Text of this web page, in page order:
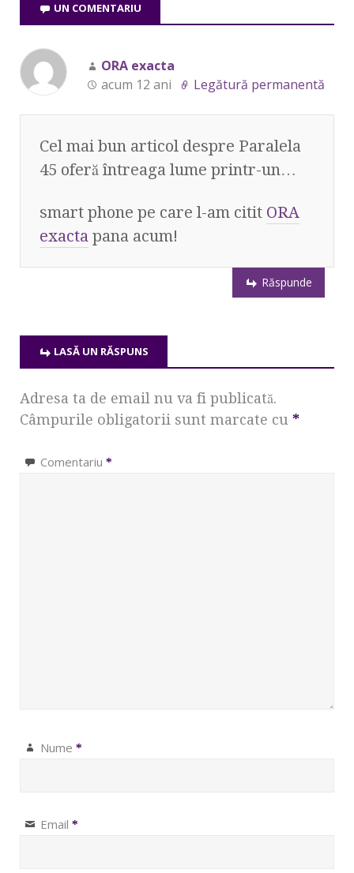
UN COMENTARIU
ORA exacta
acum 12 ani
Legătură permanentă
Cel mai bun articol despre Paralela
45 oferă întreaga lume printr-un…
smart phone pe care l-am citit ORA
exacta pana acum!
Răspunde
LASĂ UN RĂSPUNS
Adresa ta de email nu va fi publicată.
Câmpurile obligatorii sunt marcate cu *
Comentariu *
Nume *
Email *